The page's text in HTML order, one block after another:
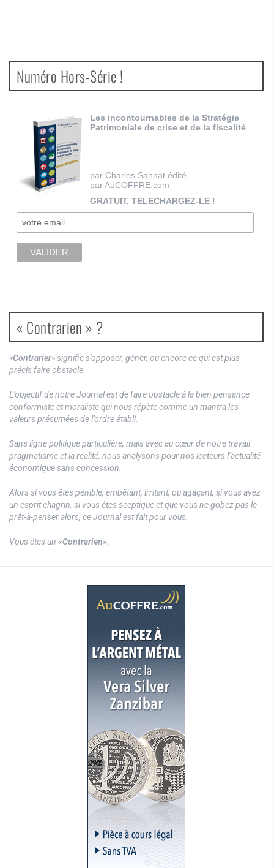
Numéro Hors-Série !
Les incontournables de la Stratégie
Patrimoniale de crise et de la fiscalité
par Charles Sannat édité
par AuCOFFRE.com
GRATUIT, TELECHARGEZ-LE !
« Contrarien » ?
«Contrarier» signifie s’opposer, gêner, ou encore ce qui est plus
précis faire obstacle.
L’objectif de notre Journal est de faire obstacle à la bien pensance
conformiste et moraliste qui nous répète comme un mantra les
valeurs présumées de l’ordre établi.
Sans ligne politique particulière, mais avec au cœur de notre travail
pragmatisme et la réalité, nous analysons pour nos lecteurs l’actualité
économique sans concession.
Alors si vous êtes pénible, embêtant, irritant, ou agaçant, si vous avez
un esprit chagrin, si vous êtes sceptique et que vous ne gobez pas le
prêt-à-penser alors, ce Journal est fait pour vous.
Vous êtes un «Contrarien».